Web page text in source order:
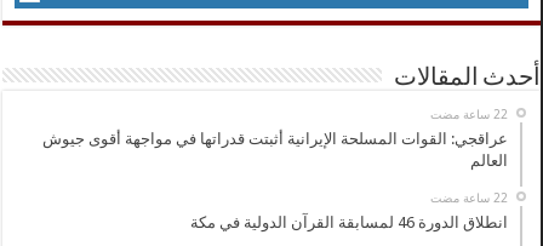
أحدث المقالات
عراقجي: القوات المسلحة الإيرانية أثبتت قدراتها في مواجهة أقوى جيوش
العالم
انطلاق الدورة 46 لمسابقة القرآن الدولية في مكة